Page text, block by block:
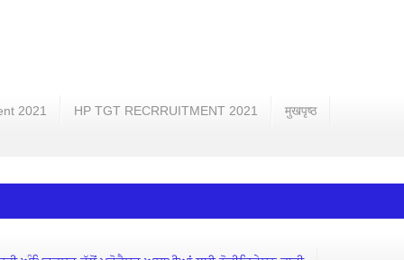
2021 HP TGT RECRRUITMENT 2021 मुखपृष्ठ